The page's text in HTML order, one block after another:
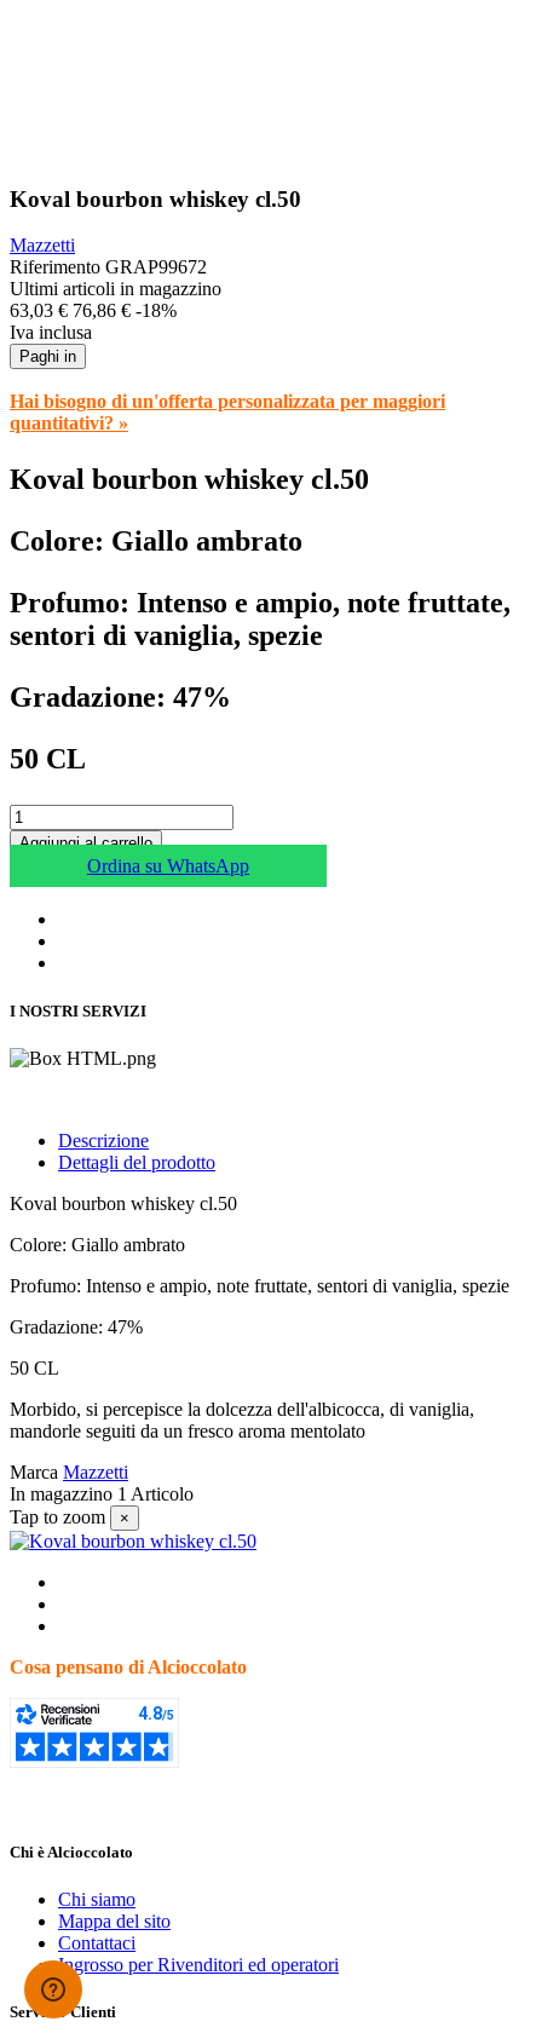
Koval bourbon whiskey cl.50
Mazzetti
Riferimento GRAP99672
Ultimi articoli in magazzino
63,03 € 76,86 € -18%
Iva inclusa
Paghi in
Hai bisogno di un'offerta personalizzata per maggiori
quantitativi? »
Koval bourbon whiskey cl.50
Colore: Giallo ambrato
Profumo: Intenso e ampio, note fruttate,
sentori di vaniglia, spezie
Gradazione: 47%
50 CL
Aggiungi al carrello
Ordina su WhatsApp
I NOSTRI SERVIZI
Descrizione
Dettagli del prodotto
Koval bourbon whiskey cl.50
Colore: Giallo ambrato
Profumo: Intenso e ampio, note fruttate, sentori di vaniglia, spezie
Gradazione: 47%
50 CL
Morbido, si percepisce la dolcezza dell'albicocca, di vaniglia,
mandorle seguiti da un fresco aroma mentolato
Marca Mazzetti
In magazzino 1 Articolo
Tap to zoom
×
Cosa pensano di Alcioccolato
Chi è Alcioccolato
Chi siamo
Mappa del sito
Contattaci
Ingrosso per Rivenditori ed operatori
Servizio Clienti